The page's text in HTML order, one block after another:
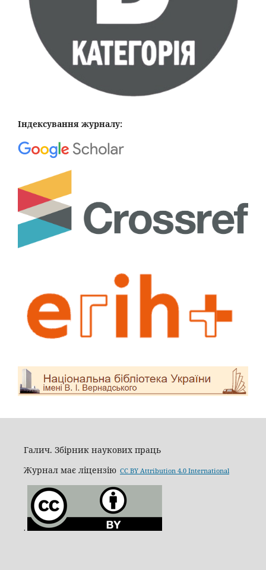
Індексування журналу:
Галич. Збірник наукових праць
Журнал має ліцензію CC BY Attribution 4.0 International
.